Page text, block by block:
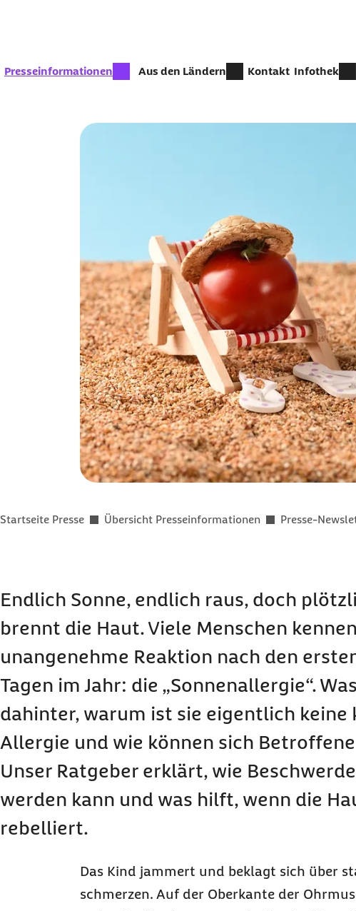
zur Zeit aktiv:
Presseinformationen Aus den Ländern Kontakt Infothek
Sie befinden sich hier:
Startseite Presse Übersicht Presseinformationen Presse-
Endlich Sonne, endlich raus, doch
brennt die Haut. Viele Menschen
unangenehme Reaktion nach den
Tagen im Jahr: die „Sonnenallergie“.
dahinter, warum ist sie eigentlich keine
Allergie und wie können sich
Unser Ratgeber erklärt, wie
werden kann und was hilft, wenn die
rebelliert.
Das Kind jammert und beklagt sich über
schmerzen. Auf der Oberkante der